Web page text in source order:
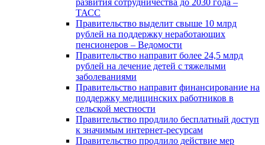
развития сотрудничества до 2030 года –
ТАСС
Правительство выделит свыше 10 млрд
рублей на поддержку неработающих
пенсионеров – Ведомости
Правительство направит более 24,5 млрд
рублей на лечение детей с тяжелыми
заболеваниями
Правительство направит финансирование на
поддержку медицинских работников в
сельской местности
Правительство продлило бесплатный доступ
к значимым интернет-ресурсам
Правительство продлило действие мер